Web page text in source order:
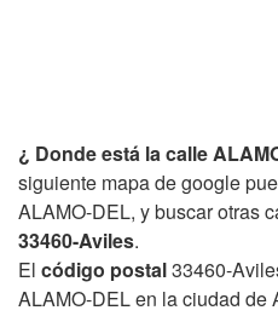
¿ Donde está la calle
siguiente mapa de google
ALAMO-DEL, y buscar otras
33460-Aviles.
El código postal33460-
ALAMO-DEL en la ciudad de